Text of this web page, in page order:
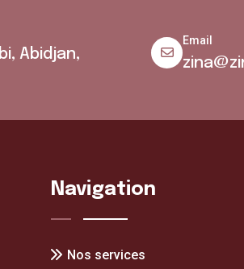
Abidjan,
Email
Navigation
Nos services